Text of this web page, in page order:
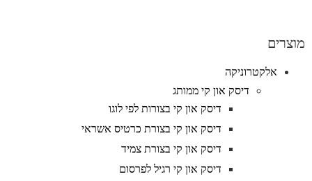
מוצרים
אלקטרוניקה
דיסק און קי ממותג
דיסק און קי בצורות לפי לוגו
דיסק און קי בצורת כרטיס אשראי
דיסק און קי בצורת צמיד
דיסק און קי רגיל לפרסום